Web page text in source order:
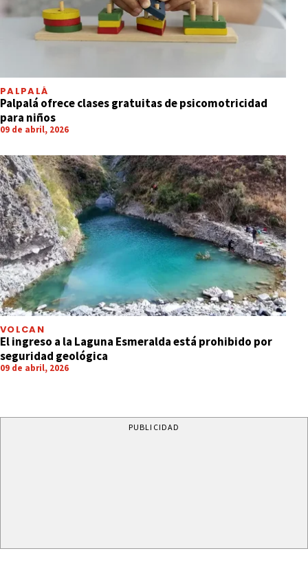
PALPALÁ
Palpalá ofrece clases gratuitas de psicomotricidad
para niños
09 de abril, 2026
VOLCAN
El ingreso a la Laguna Esmeralda está prohibido por
seguridad geológica
09 de abril, 2026
PUBLICIDAD